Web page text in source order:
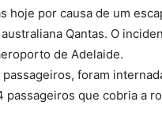
hoje por causa de um
Qantas. O
de Adelaide.
foram
passageiros que cobria a